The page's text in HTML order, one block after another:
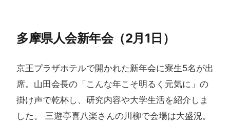
多摩県人会新年会​（2月1日）
京王プラザホテルで開かれた新年会に寮生5名が出
席。山田会長の「こんな年こそ明るく元気に」の
掛け声で乾杯し、研究内容や大学生活を紹介しま
した。 三遊亭喜八楽さんの川柳で会場は大盛況。